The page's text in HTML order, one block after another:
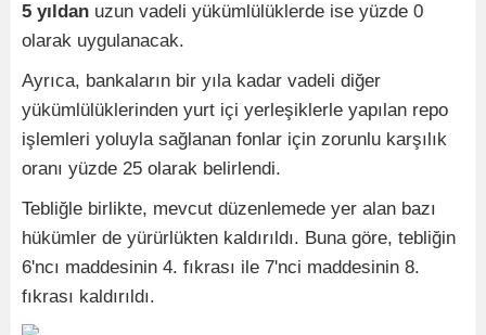
5 yıldan uzun vadeli yükümlülüklerde ise yüzde 0
olarak uygulanacak.
Ayrıca, bankaların bir yıla kadar vadeli diğer
yükümlülüklerinden yurt içi yerleşiklerle yapılan repo
işlemleri yoluyla sağlanan fonlar için zorunlu karşılık
oranı yüzde 25 olarak belirlendi.
Tebliğle birlikte, mevcut düzenlemede yer alan bazı
hükümler de yürürlükten kaldırıldı. Buna göre, tebliğin
6'ncı maddesinin 4. fıkrası ile 7'nci maddesinin 8.
fıkrası kaldırıldı.